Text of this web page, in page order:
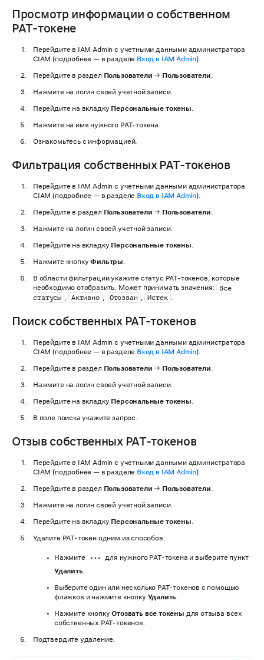
Просмотр информации о собственном
PAT-токене
Перейдите в IAM Admin с учетными данными администратора
CIAM (подробнее — в разделе Вход в IAM Admin).
Перейдите в раздел Пользователи → Пользователи
Нажмите на логин своей учетной записи.
Перейдите на вкладку Персональные токены
Нажмите на имя нужного PAT-токена.
Ознакомьтесь с информацией.
Фильтрация собственных PAT-токенов
Перейдите в IAM Admin с учетными данными администратора
CIAM (подробнее — в разделе Вход в IAM Admin).
Перейдите в раздел Пользователи → Пользователи
Нажмите на логин своей учетной записи.
Перейдите на вкладку Персональные токены
Нажмите кнопкуФильтры
В области фильтрации укажите статус PAT-токенов, которые
необходимо отобразить. Может принимать значения:
Все
статусы
Активно Отозван Истек
Поиск собственных PAT-токенов
Перейдите в IAM Admin с учетными данными администратора
CIAM (подробнее — в разделе Вход в IAM Admin).
Перейдите в раздел Пользователи → Пользователи.
Нажмите на логин своей учетной записи.
Перейдите на вкладку Персональные токены.
В поле поиска укажите запрос.
Отзыв собственных PAT-токенов
Перейдите в IAM Admin с учетными данными администратора
CIAM (подробнее — в разделе Вход в IAM Admin).
Перейдите в раздел Пользователи → Пользователи.
Нажмите на логин своей учетной записи.
Перейдите на вкладку Персональные токены.
Удалите PAT-токен одним из способов:
Нажмите
для нужного PAT-токена и выберите пункт
Удалить.
Выберите один или несколько PAT-токенов с помощью
флажков и нажмите кнопку Удалить.
Нажмите кнопкуОтозвать все токены для отзыва всех
собственных PAT-токенов.
Подтвердите удаление.